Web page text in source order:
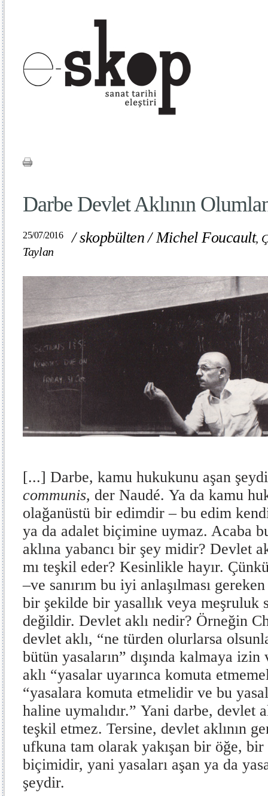
Darbe Devlet Aklının
25/07/2016 /skopbülten /Michel Foucault,
Taylan
[...] Darbe, kamu hukukunu aşan
communis, der Naudé. Ya da kamu
olağanüstü bir edimdir – bu edim
ya da adalet biçimine uymaz. Acaba
aklına yabancı bir şey midir? Devlet
mı teşkil eder? Kesinlikle hayır.
–ve sanırım bu iyi anlaşılması
bir şekilde bir yasallık veya meşruluk
değildir. Devlet aklı nedir? Örneğin
devlet aklı, “ne türden olurlarsa
bütün yasaların” dışında kalmaya
aklı “yasalar uyarınca komuta
“yasalara komuta etmelidir ve bu
haline uymalıdır.” Yani darbe, devlet
teşkil etmez. Tersine, devlet aklının
ufkuna tam olarak yakışan bir öğe,
biçimidir, yani yasaları aşan ya da
şeydir.